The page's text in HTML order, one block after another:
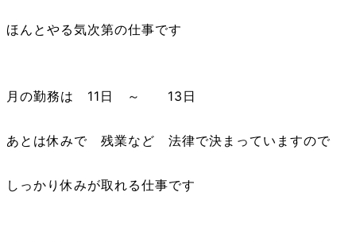
ほんとやる気次第の仕事です
月の勤務は 11日 ～ 13日
あとは休みで 残業など 法律で決まっていますので
しっかり休みが取れる仕事です